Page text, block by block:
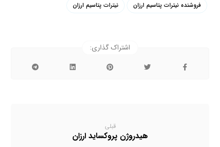
فروشنده نیترات پتاسیم ارزان نیترات پتاسیم ارزان
قبلی
هیدروژن پروکساید ارزان